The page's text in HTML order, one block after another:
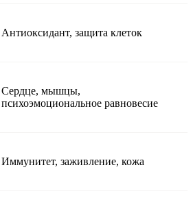
Антиоксидант, защита клеток
Сердце, мышцы,
психоэмоциональное равновесие
Иммунитет, заживление, кожа